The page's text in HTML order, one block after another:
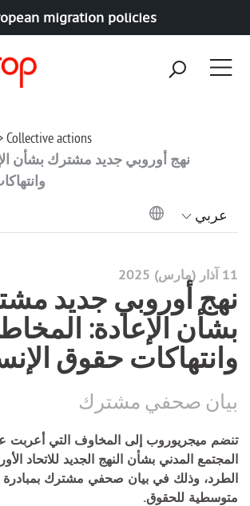
migration policies
Collective actions
نهج أوروبي جديد مشترك بشأن
عربي
11 آذار (مارس) 2025
نهج أوروبي جديد
بشأن الإعادة:
وانتهاكات حقوق
بيان صحفي مشترك
تنضم ميجريوروب إلى المخاوف التي أعربت
المجتمع المدني بشأن النهج الجديد للاتحاد
الطرد، وذلك في بيان صحفي مشترك بمبادرة
متوسطية للحقوق.